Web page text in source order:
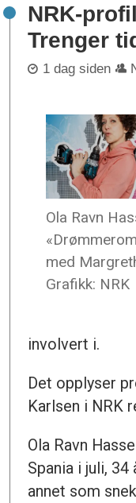
NRK-
Trenger
1 dag siden
Ola Ravn
med
Grafikk: NRK
involvert i.
Det opplyser
Karlsen i NRK
Ola Ravn
Spania i juli,
annet som